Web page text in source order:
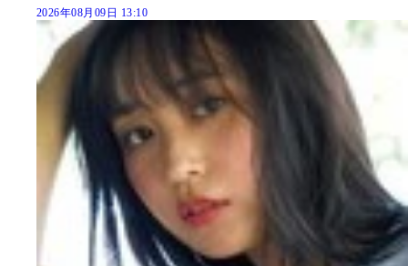
2026年08月09日 13:10